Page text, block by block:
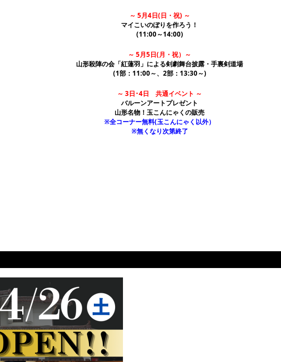
～ 5月4日(日・祝) ～
マイこいのぼりを作ろう！
(11:00～14:00)
～ 5月5日(月・祝）～
山形殺陣の会「紅蓮羽」による剣劇舞台披露・手裏剣道場
(1部：11:00～、2部：13:30～)
～ 3日･4日 共通イベント ～
バルーンアートプレゼント
山形名物！玉こんにゃくの販売
※全コーナー無料(玉こんにゃく以外）
※無くなり次第終了